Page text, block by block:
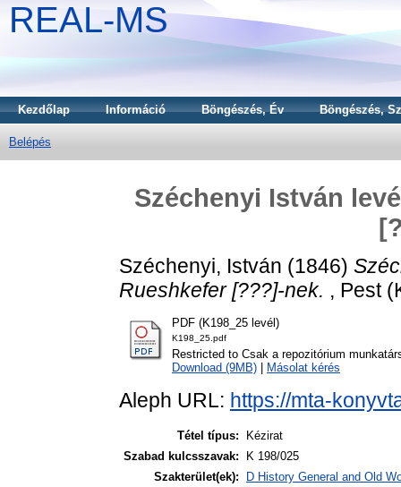
REAL-MS
Kezdőlap Információ Böngészés, Év Böngészés,
Belépés
Széchenyi István
Széchenyi, István (1846)
Rueshkefer [???]-nek. , Pest
PDF (K198_25 levél)
K198_25.pdf
Restricted to Csak a repozitórium
Download (9MB)
Másolat kérés
Aleph URL: https://mta-
Tétel típus:
Kézirat
Szabad kulcsszavak:
K 198/025
Szakterület(ek):
D History General and Old